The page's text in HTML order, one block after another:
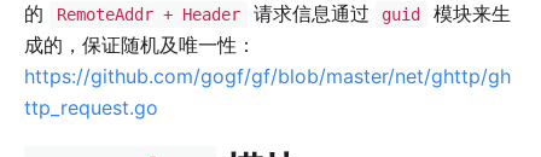
的
RemoteAddr + Header 请求信息通过 guid
模块来生
成的，保证随机及唯一性：
https://github.com/gogf/gf/blob/master/net/ghttp/gh
ttp_request.go